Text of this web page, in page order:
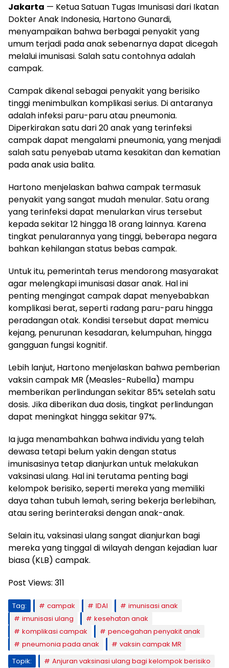
Jakarta — Ketua Satuan Tugas Imunisasi dari Ikatan
Dokter Anak Indonesia, Hartono Gunardi,
menyampaikan bahwa berbagai penyakit yang
umum terjadi pada anak sebenarnya dapat dicegah
melalui imunisasi. Salah satu contohnya adalah
campak.
Campak dikenal sebagai penyakit yang berisiko
tinggi menimbulkan komplikasi serius. Di antaranya
adalah infeksi paru-paru atau pneumonia.
Diperkirakan satu dari 20 anak yang terinfeksi
campak dapat mengalami pneumonia, yang menjadi
salah satu penyebab utama kesakitan dan kematian
pada anak usia balita.
Hartono menjelaskan bahwa campak termasuk
penyakit yang sangat mudah menular. Satu orang
yang terinfeksi dapat menularkan virus tersebut
kepada sekitar 12 hingga 18 orang lainnya. Karena
tingkat penularannya yang tinggi, beberapa negara
bahkan kehilangan status bebas campak.
Untuk itu, pemerintah terus mendorong masyarakat
agar melengkapi imunisasi dasar anak. Hal ini
penting mengingat campak dapat menyebabkan
komplikasi berat, seperti radang paru-paru hingga
peradangan otak. Kondisi tersebut dapat memicu
kejang, penurunan kesadaran, kelumpuhan, hingga
gangguan fungsi kognitif.
Lebih lanjut, Hartono menjelaskan bahwa pemberian
vaksin campak MR (Measles-Rubella) mampu
memberikan perlindungan sekitar 85% setelah satu
dosis. Jika diberikan dua dosis, tingkat perlindungan
dapat meningkat hingga sekitar 97%.
Ia juga menambahkan bahwa individu yang telah
dewasa tetapi belum yakin dengan status
imunisasinya tetap dianjurkan untuk melakukan
vaksinasi ulang. Hal ini terutama penting bagi
kelompok berisiko, seperti mereka yang memiliki
daya tahan tubuh lemah, sering bekerja berlebihan,
atau sering berinteraksi dengan anak-anak.
Selain itu, vaksinasi ulang sangat dianjurkan bagi
mereka yang tinggal di wilayah dengan kejadian luar
biasa (KLB) campak.
Post Views: 311
Tag: campak IDAI
imunisasi anak
imunisasi ulang
kesehatan anak
komplikasi campak
pencegahan penyakit anak
pneumonia pada anak
vaksin campak MR
Topik:
Anjuran vaksinasi ulang bagi kelompok berisiko